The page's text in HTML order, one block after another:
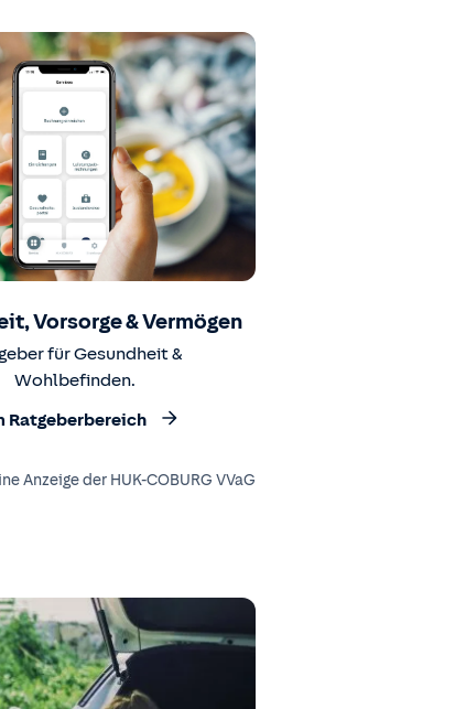
Vorsorge & Vermögen
für Gesundheit &
Wohlbefinden.
Ratgeberbereich
Anzeige der HUK-COBURG VVaG